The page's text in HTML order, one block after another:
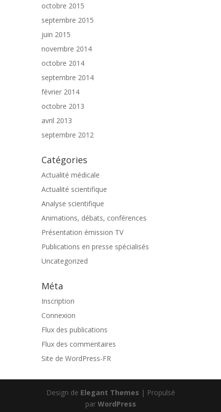
octobre 2015
septembre 2015
juin 2015
novembre 2014
octobre 2014
septembre 2014
février 2014
octobre 2013
avril 2013
septembre 2012
Catégories
Actualité médicale
Actualité scientifique
Analyse scientifique
Animations, débats, conférences
Présentation émission TV
Publications en presse spécialisés
Uncategorized
Méta
Inscription
Connexion
Flux des publications
Flux des commentaires
Site de WordPress-FR
Design de Elegant Themes | Propulsé
par WordPress